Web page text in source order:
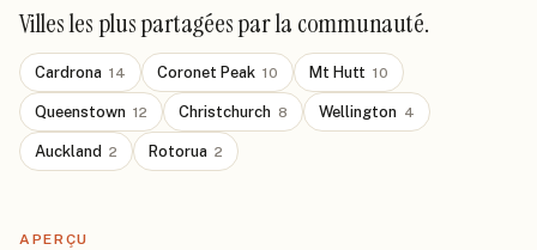
Villes les plus partagées par la communauté.
Cardrona 14 Coronet Peak 10 Mt Hutt 10
Queenstown 12 Christchurch 8 Wellington 4
Auckland 2 Rotorua 2
APERÇU